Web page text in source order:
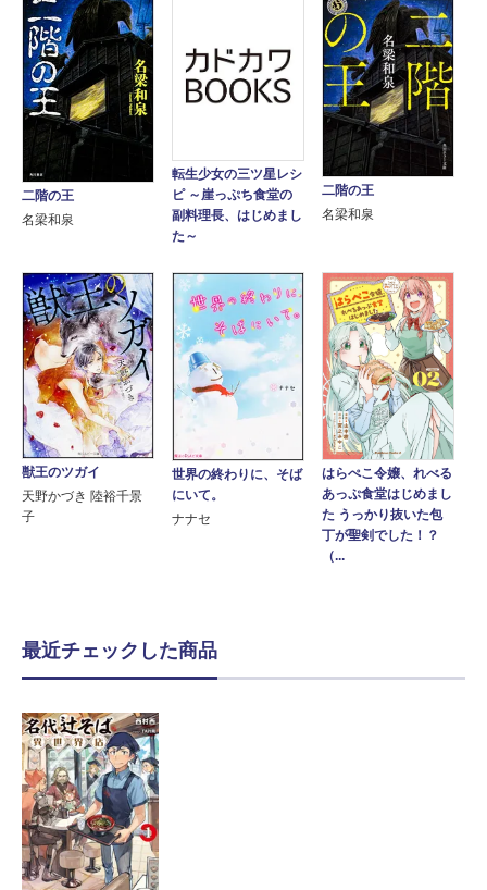
二階の王
名梁和泉
転生少女の三ツ星レシ
ピ ～崖っぷち食堂の
副料理長、はじめまし
た～
二階の王
名梁和泉
獣王のツガイ
天野かづき 陸裕千景
子
世界の終わりに、そば
にいて。
ナナセ
はらぺこ令嬢、れべる
あっぷ食堂はじめまし
た うっかり抜いた包
丁が聖剣でした！？
（...
最近チェックした商品